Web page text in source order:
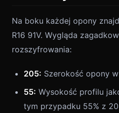
Na boku każdej opony
R16 91V. Wygląda
rozszyfrowania:
205: Szerokość opony
55: Wysokość profilu
tym przypadku 55% z